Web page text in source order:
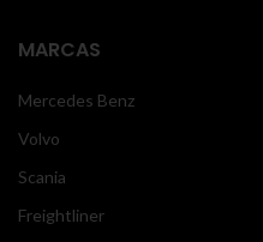
MARCAS
Mercedes Benz
Volvo
Scania
Freightliner